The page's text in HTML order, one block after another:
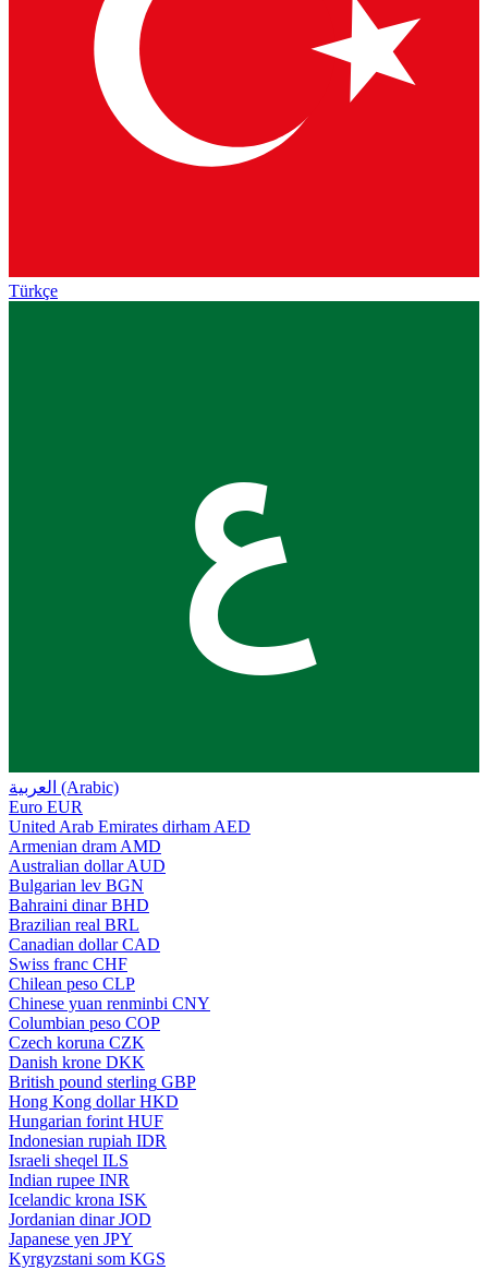
Türkçe
ع
العربية (Arabic)
Euro EUR
United Arab Emirates dirham AED
Armenian dram AMD
Australian dollar AUD
Bulgarian lev BGN
Bahraini dinar BHD
Brazilian real BRL
Canadian dollar CAD
Swiss franc CHF
Chilean peso CLP
Chinese yuan renminbi CNY
Columbian peso COP
Czech koruna CZK
Danish krone DKK
British pound sterling GBP
Hong Kong dollar HKD
Hungarian forint HUF
Indonesian rupiah IDR
Israeli sheqel ILS
Indian rupee INR
Icelandic krona ISK
Jordanian dinar JOD
Japanese yen JPY
Kyrgyzstani som KGS